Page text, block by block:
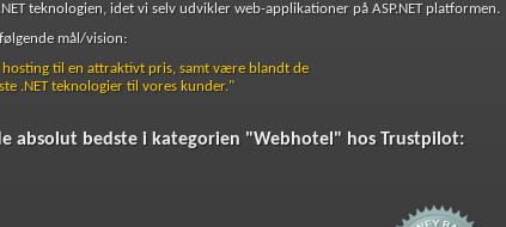
teknologien, idet vi selv udvikler web-applikationer på ASP.NET platformen.
mål/vision:
hosting til en attraktivt pris, samt være blandt de
.NET teknologier til vores kunder."
absolut bedste i kategorien "Webhotel" hos Trustpilot: